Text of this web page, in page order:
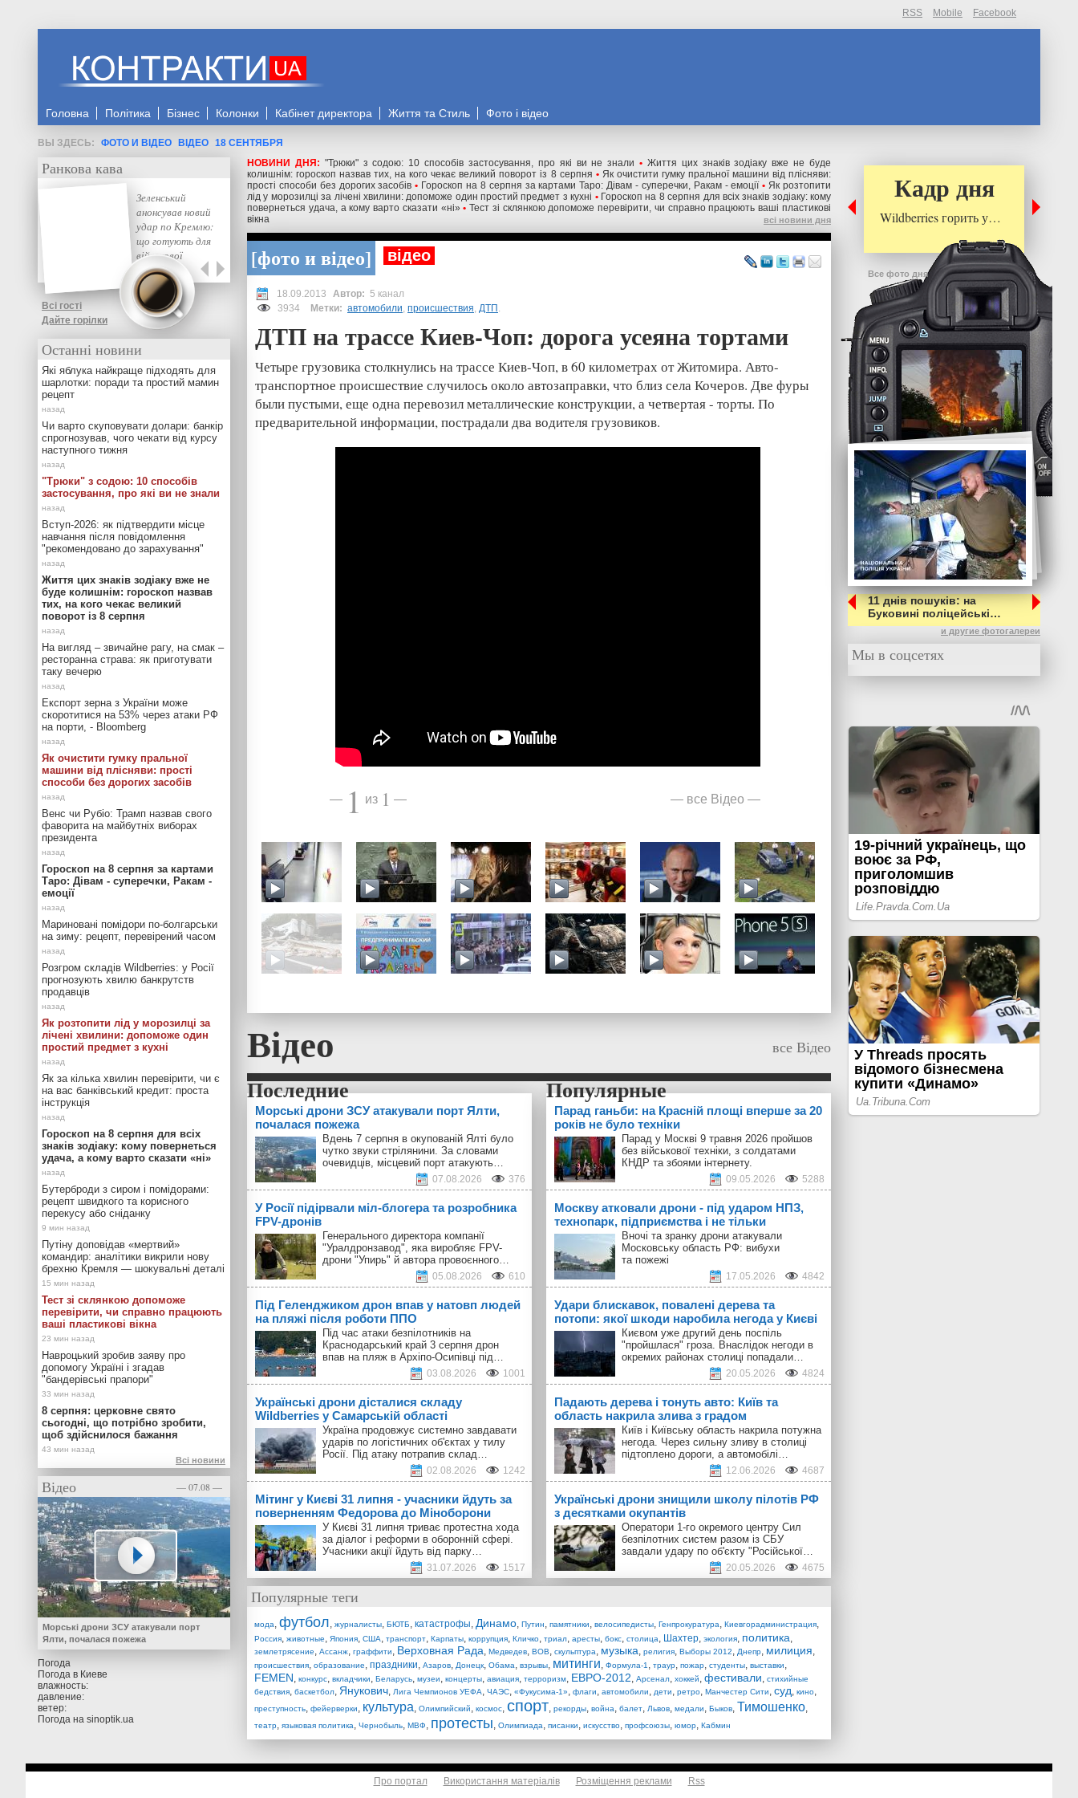
RSS Mobile Facebook
Головна Політика Бізнес Колонки Кабінет директора Життя та Стиль Фото і відео
ФОТО И ВІДЕО ВІДЕО 18 СЕНТЯБРЯ
НОВИНИ ДНЯ: "Трюки" з содою: 10 способів застосування, про які ви не знали • Життя цих знаків зодіаку вже не буде
колишнім: гороскоп назвав тих, на кого чекає великий поворот із 8 серпня • Як очистити гумку пральної машини від плісняви:
прості способи без дорогих засобів • Гороскоп на 8 серпня за картами Таро: Дівам - суперечки, Ракам - емоції • Як розтопити
лід у морозилці за лічені хвилини: допоможе один простий предмет з кухні • Гороскоп на 8 серпня для всіх знаків зодіаку: кому
повернеться удача, а кому варто сказати «ні» • Тест зі склянкою допоможе перевірити, чи справно працюють ваші пластикові
вікна
всі новини дня
фото и відео відео
18.09.2013
5 канал
3934
Метки: автомобили, происшествия, ДТП .
ДТП на трассе Киев-Чоп: дорога усеяна тортами
Четыре грузовика столкнулись на трассе Киев-Чоп, в 60 километрах от Житомира. Авто-
транспортное происшествие случилось около автозаправки, что близ села Кочеров. Две фуры
были пустыми, еще одна перевозил металлические конструкции, а четвертая - торты. По
предварительной информации, пострадали два водителя грузовиков.
— 1 из 1 — — все Відео —
Відео все Відео
Морські дрони ЗСУ атакували порт Ялти,
почалася пожежа
Вдень 7 серпня в окупованій Ялті було
чутко звуки стрілянини. За словами
очевидців, місцевий порт атакують…
07.08.2026 376
У Росії підірвали міл-блогера та розробника
FPV-дронів
Генерального директора компанії
"Уралдронзавод", яка виробляє FPV-
дрони "Упирь" й автора провоєнного…
05.08.2026 610
Під Геленджиком дрон впав у натовп людей
на пляжі після роботи ППО
Під час атаки безпілотників на
Краснодарський край 3 серпня дрон
впав на пляж в Архіпо-Осипівці під…
03.08.2026 1001
Українські дрони дісталися складу
Wildberries у Самарській області
Україна продовжує системно завдавати
ударів по логістичних об'єктах у тилу
Росії. Під атаку потрапив склад…
02.08.2026 1242
Мітинг у Києві 31 липня - учасники йдуть за
поверненням Федорова до Міноборони
У Києві 31 липня триває протестна хода
за діалог і реформи в оборонній сфері.
Учасники акції йдуть від парку…
31.07.2026 1517
Парад ганьби: на Красній площі вперше за 20
років не було техніки
Парад у Москві 9 травня 2026 пройшов
без військової техніки, з солдатами
КНДР та збоями інтернету.
09.05.2026 5288
Москву атковали дрони - під ударом НПЗ,
технопарк, підприємства і не тільки
Вночі та зранку дрони атакували
Московську область РФ: вибухи
та пожежі
17.05.2026 4842
Удари блискавок, повалені дерева та
потопи: якої шкоди наробила негода у Києві
Києвом уже другий день поспіль
"пройшлася" гроза. Внаслідок негоди в
окремих районах столиці попадали…
20.05.2026 4824
Падають дерева і тонуть авто: Київ та
область накрила злива з градом
Київ і Київську область накрила потужна
негода. Через сильну зливу в столиці
підтоплено дороги, а автомобілі…
12.06.2026 4687
Українські дрони знищили школу пілотів РФ
з десятками окупантів
Оператори 1-го окремого центру Сил
безпілотних систем разом із СБУ
завдали удару по об'єкту "Російської…
20.05.2026 4675
Популярные теги
мода, футбол, журналисты, БЮТБ, катастрофы, Динамо, Путин, памятники, велосипедисты, Генпрокуратура, Киевгорадминистрация,
Россия, животные, Япония, США, транспорт, Карпаты, коррупция, Кличко, триал, аресты, бокс, столица, Шахтер, экология, политика,
землетрясение, Ассанж, граффити, Верховная Рада, Медведев, ВОВ, скульптура, музыка, религия, Выборы 2012, Днепр, милиция,
происшествия, образование, праздники, Азаров, Донецк, Обама, взрывы, митинги, Формула-1 , траур, пожар, студенты, выставки,
FEMEN, конкурс, вкладчики, Беларусь, музеи, концерты, авиация, терроризм, ЕВРО-2012, Арсенал, хоккей, фестивали, стихийные
бедствия, баскетбол, Янукович, Лига Чемпионов УЕФА, ЧАЭС, «Фукусима-1», флаги, автомобили, дети, ретро, Манчестер Сити, суд, кино,
преступность, фейерверки, культура, Олимпийский, космос, спорт, рекорды, война, балет, Львов, медали, Быков, Тимошенко,
театр, языковая политика, Чернобыль, МВФ, протесты, Олимпиада, писанки, искусство, профсоюзы, юмор, Кабмин
Ранкова кава
Зеленський
анонсував новий
удар по Кремлю:
що готують для
військової
промисловості РФ
Всі гості
Дайте горілки
Останні новини
Які яблука найкраще підходять для
шарлотки: поради та простий мамин
рецепт
Чи варто скуповувати долари: банкір
спрогнозував, чого чекати від курсу
наступного тижня
"Трюки" з содою: 10 способів
застосування, про які ви не знали
Вступ-2026: як підтвердити місце
навчання після повідомлення
"рекомендовано до зарахування"
Життя цих знаків зодіаку вже не
буде колишнім: гороскоп назвав
тих, на кого чекає великий
поворот із 8 серпня
На вигляд – звичайне рагу, на смак –
ресторанна страва: як приготувати
таку вечерю
Експорт зерна з України може
скоротитися на 53% через атаки РФ
на порти, - Bloomberg
Як очистити гумку пральної
машини від плісняви: прості
способи без дорогих засобів
Венс чи Рубіо: Трамп назвав свого
фаворита на майбутніх виборах
президента
Гороскоп на 8 серпня за картами
Таро: Дівам - суперечки, Ракам -
емоції
Мариновані помідори по-болгарськи
на зиму: рецепт, перевірений часом
Розгром складів Wildberries: у Росії
прогнозують хвилю банкрутств
продавців
Як розтопити лід у морозилці за
лічені хвилини: допоможе один
простий предмет з кухні
Як за кілька хвилин перевірити, чи є
на вас банківський кредит: проста
інструкція
Гороскоп на 8 серпня для всіх
знаків зодіаку: кому повернеться
удача, а кому варто сказати «ні»
Бутерброди з сиром і помідорами:
рецепт швидкого та корисного
перекусу або сніданку
Путіну доповідав «мертвий»
командир: аналітики викрили нову
брехню Кремля — шокувальні деталі
Тест зі склянкою допоможе
перевірити, чи справно працюють
ваші пластикові вікна
Навроцький зробив заяву про
допомогу Україні і згадав
"бандерівські прапори"
8 серпня: церковне свято
сьогодні, що потрібно зробити,
щоб здійснилося бажання
Всі новини
Відео — 07.08 —
Морські дрони ЗСУ атакували порт
Ялти, почалася пожежа
Погода
Погода в Киеве
влажность:
давление:
ветер:
Погода на sinoptik.ua
Кадр дня
Wildberries горить у…
Все фото дня
11 днів пошуків: на
Буковині поліцейські…
и другие фотогалереи
Мы в соцсетях
Про портал Використання матеріалів Розміщення реклами Rss